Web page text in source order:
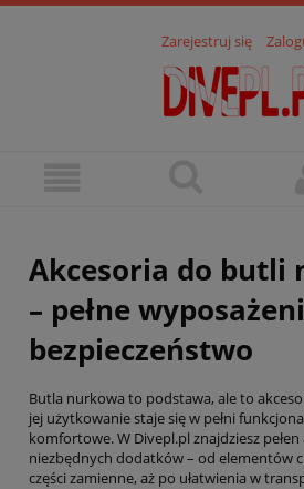
Zarejestruj się
Akcesoria do butli
– pełne
bezpieczeństwo
Butla nurkowa to podstawa, ale to
jej użytkowanie staje się w pełni
komfortowe. W Divepl.pl znajdziesz
niezbędnych dodatków – od elementów
części zamienne, aż po ułatwienia w